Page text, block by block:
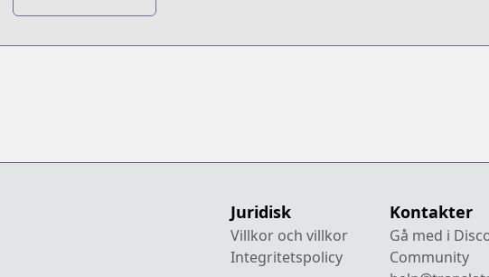
Wonderland the
Juridisk
Villkor och villkor
Integritetspolicy
Kontakter
Gå med i
Community